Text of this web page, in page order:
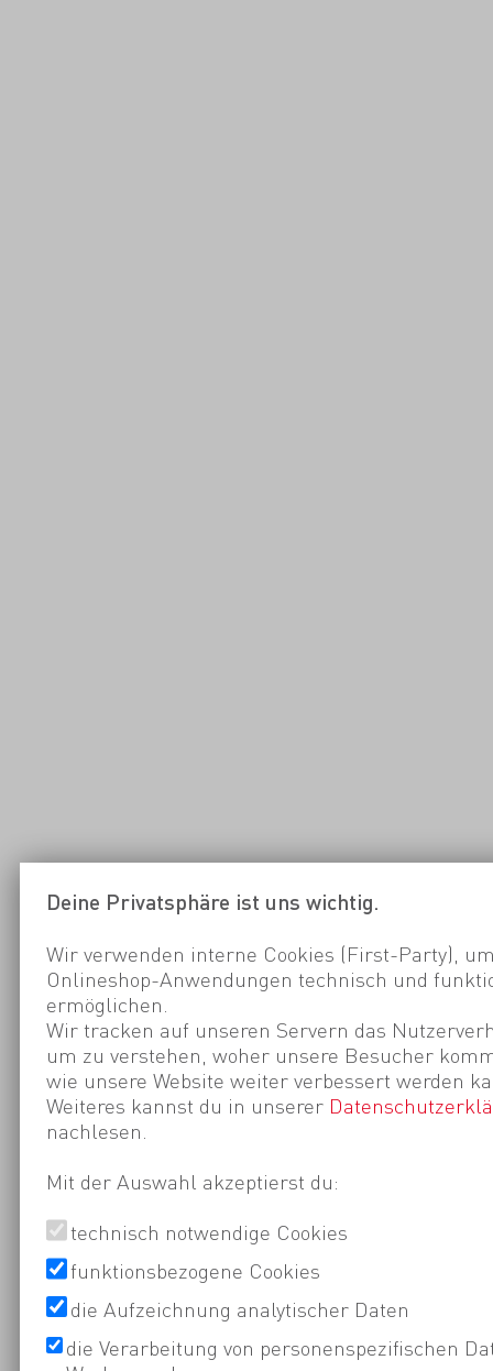
Deine Privatsphäre ist uns wichtig.
Wir verwenden interne Cookies (First-Party),
Onlineshop-Anwendungen technisch und
ermöglichen.
Wir tracken auf unseren Servern das
um zu verstehen, woher unsere Besucher
wie unsere Website weiter verbessert werden
Weiteres kannst du in unserer
nachlesen.
Mit der Auswahl akzeptierst du:
technisch notwendige Cookies
funktionsbezogene Cookies
die Aufzeichnung analytischer Daten
die Verarbeitung von personenspezifischen